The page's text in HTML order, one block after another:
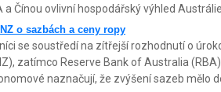
Čínou ovlivní hospodářský výhled
o sazbách a ceny ropy
se soustředí na zítřejší rozhodnutí o
zatímco Reserve Bank of Australia
naznačují, že zvýšení sazeb mělo